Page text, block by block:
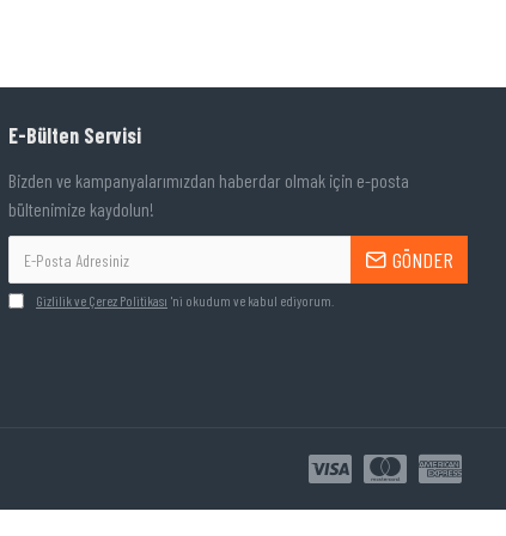
E-Bülten Servisi
Bizden ve kampanyalarımızdan haberdar olmak için e-posta
bültenimize kaydolun!
GÖNDER
Gizlilik ve Çerez Politikası 'ni okudum ve kabul ediyorum.